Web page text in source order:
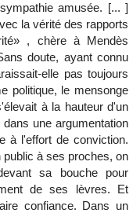
amusée. [... ]
la vérité des rapports
, chère à Mendès
doute, ayant connu
elle pas toujours
politique, le mensonge
à la hauteur d'un
une argumentation
à l'effort de conviction.
public à ses proches, on
sa bouche pour
de ses lèvres. Et
confiance. Dans un